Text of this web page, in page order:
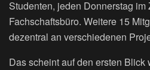
Studenten, jeden Donnerstag im
Fachschaftsbüro. Weitere 15
dezentral an verschiedenen
Das scheint auf den ersten